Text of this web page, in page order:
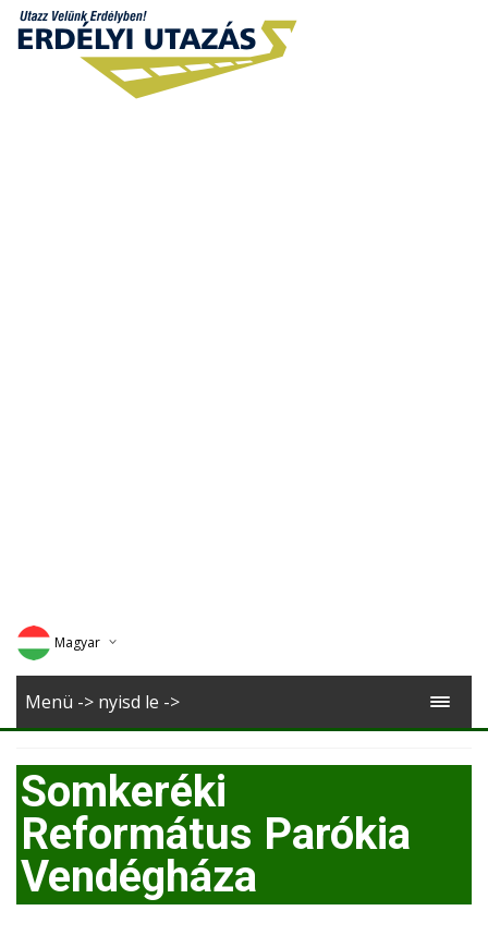
Magyar
Deutsch
Romana
Menü -> nyisd le ->
Somkeréki
Református Parókia
Vendégháza